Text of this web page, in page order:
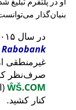
بنیان‌گذار
در سال ۲۰۱۵، بانک سرمایه‌گذاری هلندی
Rabobank
صرف‌نظر
ŴŠ.COM
کنار کشید.